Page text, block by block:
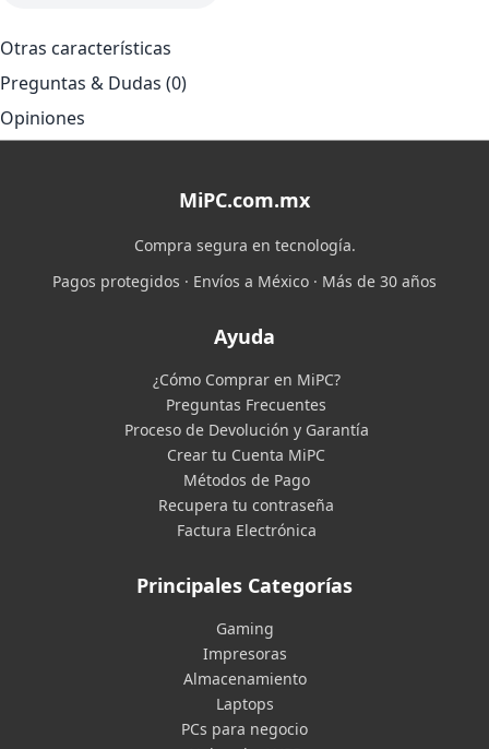
Otras características
Preguntas & Dudas (0)
Opiniones
MiPC.com.mx
Compra segura en tecnología.
Pagos protegidos · Envíos a México · Más de 30 años
Ayuda
¿Cómo Comprar en MiPC?
Preguntas Frecuentes
Proceso de Devolución y Garantía
Crear tu Cuenta MiPC
Métodos de Pago
Recupera tu contraseña
Factura Electrónica
Principales Categorías
Gaming
Impresoras
Almacenamiento
Laptops
PCs para negocio